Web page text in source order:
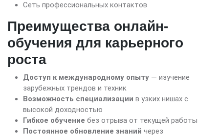
Сеть профессиональных контактов
Преимущества онлайн-
обучения для карьерного
роста
Доступ к международному опыту — изучение
зарубежных трендов и техник
Возможность специализации в узких нишах с
высокой доходностью
Гибкое обучение без отрыва от текущей работы
Постоянное обновление знаний через